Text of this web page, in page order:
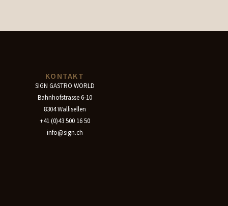
KONTAKT
SIGN GASTRO WORLD
Bahnhofstrasse 6-10
8304 Wallisellen
+41 (0)43 500 16 50
info@sign.ch